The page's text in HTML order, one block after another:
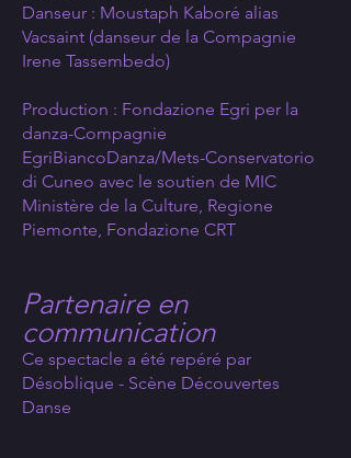
Danseur : Moustaph Kaboré alias
Vacsaint (danseur de la Compagnie
Irene Tassembedo)
Production : Fondazione Egri per la
danza-Compagnie
EgriBiancoDanza/Mets-Conservatorio
di Cuneo avec le soutien de MIC
Ministère de la Culture, Regione
Piemonte, Fondazione CRT
Partenaire en
communication
Ce spectacle a été repéré par
Désoblique - Scène Découvertes
Danse